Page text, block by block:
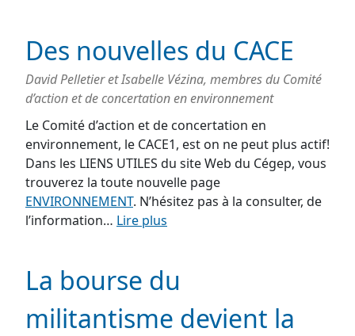
Des nouvelles du CACE
David Pelletier et Isabelle Vézina, membres du Comité
d’action et de concertation en environnement
Le Comité d’action et de concertation en
environnement, le CACE1, est on ne peut plus actif!
Dans les LIENS UTILES du site Web du Cégep, vous
trouverez la toute nouvelle page
ENVIRONNEMENT. N’hésitez pas à la consulter, de
l’information… Lire plus
La bourse du
militantisme devient la